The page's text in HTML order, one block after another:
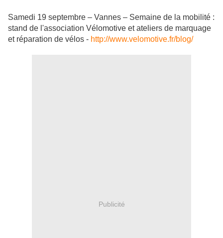
Samedi 19 septembre – Vannes – Semaine de la mobilité :
stand de l'association Vélomotive et ateliers de marquage
et réparation de vélos - http://www.velomotive.fr/blog/
Publicité